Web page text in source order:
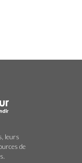
leurs
de